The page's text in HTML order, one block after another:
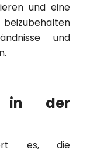
und eine
und
in der
es, die